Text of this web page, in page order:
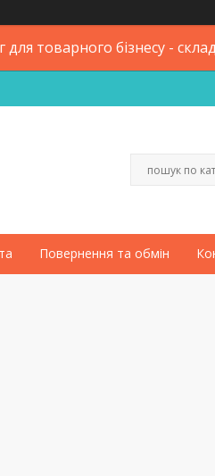
товарного бізнесу -
Повернення та обмін